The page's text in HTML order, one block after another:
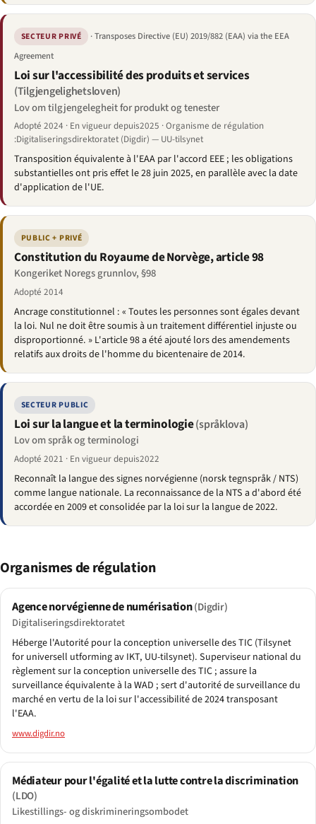
SECTEUR PRIVÉ
· Transposes Directive (EU) 2019/882 (EAA) via the EEA
Agreement
Loi sur l'accessibilité des produits et services
(Tilgjengelighetsloven)
Lov om tilgjengelegheit for produkt og tenester
Adopté 2024 · En vigueur depuis2025 · Organisme de régulation
:Digitaliseringsdirektoratet (Digdir) — UU-tilsynet
Transposition équivalente à l'EAA par l'accord EEE ; les obligations
substantielles ont pris effet le 28 juin 2025, en parallèle avec la date
d'application de l'UE.
PUBLIC + PRIVÉ
Constitution du Royaume de Norvège, article 98
Kongeriket Noregs grunnlov, §98
Adopté 2014
Ancrage constitutionnel : « Toutes les personnes sont égales devant
la loi. Nul ne doit être soumis à un traitement différentiel injuste ou
disproportionné. » L'article 98 a été ajouté lors des amendements
relatifs aux droits de l'homme du bicentenaire de 2014.
SECTEUR PUBLIC
Loi sur la langue et la terminologie(språklova)
Lov om språk og terminologi
Adopté 2021 · En vigueur depuis2022
Reconnaît la langue des signes norvégienne (norsk tegnspråk / NTS)
comme langue nationale. La reconnaissance de la NTS a d'abord été
accordée en 2009 et consolidée par la loi sur la langue de 2022.
Organismes de régulation
Agence norvégienne de numérisation(Digdir)
Digitaliseringsdirektoratet
Héberge l'Autorité pour la conception universelle des TIC (Tilsynet
for universell utforming av IKT, UU-tilsynet). Superviseur national du
règlement sur la conception universelle des TIC ; assure la
surveillance équivalente à la WAD ; sert d'autorité de surveillance du
marché en vertu de la loi sur l'accessibilité de 2024 transposant
l'EAA.
www.digdir.no
Médiateur pour l'égalité et la lutte contre la discrimination
(LDO)
Likestillings- og diskrimineringsombodet